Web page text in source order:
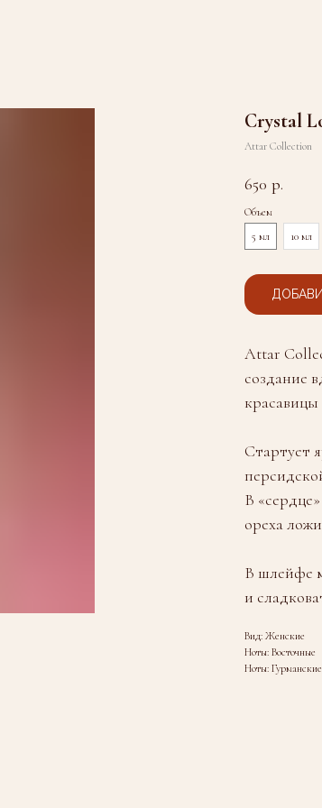
Crystal
Attar Collection
650 р.
Объем
5 мл
10 мл
Attar
создание
Стартует
В
ореха
В шлейфе
и
Вид: Женские
Ноты: Восточные
Ноты: Гурманские